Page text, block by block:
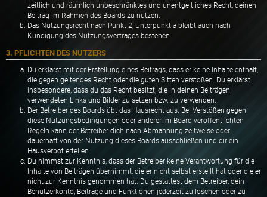
zeitlich und räumlich unbeschränktes und unentgeltliches Recht, deinen
Beitrag im Rahmen des Boards zu nutzen.
Das Nutzungsrecht nach Punkt 2, Unterpunkt a bleibt auch nach
Kündigung des Nutzungsvertrages bestehen.
3. PFLICHTEN DES NUTZERS
Du erklärst mit der Erstellung eines Beitrags, dass er keine Inhalte enthält,
die gegen geltendes Recht oder die guten Sitten verstoßen. Du erklärst
insbesondere, dass du das Recht besitzt, die in deinen Beiträgen
verwendeten Links und Bilder zu setzen bzw. zu verwenden.
Der Betreiber des Boards übt das Hausrecht aus. Bei Verstößen gegen
diese Nutzungsbedingungen oder anderer im Board veröffentlichten
Regeln kann der Betreiber dich nach Abmahnung zeitweise oder
dauerhaft von der Nutzung dieses Boards ausschließen und dir ein
Hausverbot erteilen.
Du nimmst zur Kenntnis, dass der Betreiber keine Verantwortung für die
Inhalte von Beiträgen übernimmt, die er nicht selbst erstellt hat oder die er
nicht zur Kenntnis genommen hat. Du gestattest dem Betreiber, dein
Benutzerkonto, Beiträge und Funktionen jederzeit zu löschen oder zu